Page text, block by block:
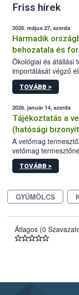
Friss hírek
2026. május 27, szerda
Harmadik
behozatala és
Ökológiai és átállási
importálását végző
szervezet
tevékenység
TOVÁBB >
2026. január 14, szerda
Tájékoztatás a
(hatósági
A vetőmag
vetőmag
ciklus után a
Mezőgazdasági
TOVÁBB >
GYÜMÖLCS
Átlagos (0